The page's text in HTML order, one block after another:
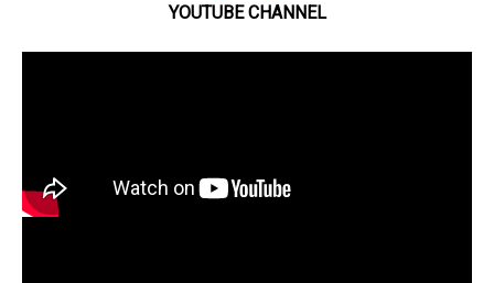
YOUTUBE CHANNEL